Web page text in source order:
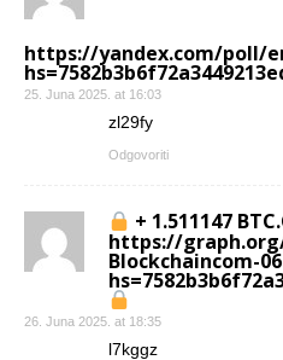
https://yandex.com/poll/
25. Juna 2025. at 16:03
zl29fy
Odgovoriti
+ 1.511147
https://
Blockchaincom-
26. Juna 2025. at 18:35
l7kggz